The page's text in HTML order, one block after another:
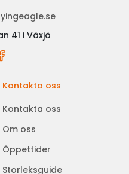
41 i Växjö
Kontakta oss
Kontakta oss
Om oss
Öppettider
Storleksguide